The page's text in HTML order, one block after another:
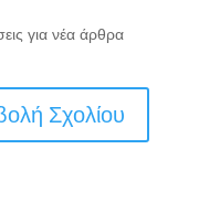
για νέα άρθρα